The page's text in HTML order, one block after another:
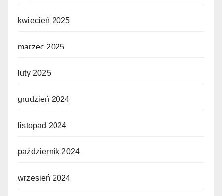
kwiecień 2025
marzec 2025
luty 2025
grudzień 2024
listopad 2024
październik 2024
wrzesień 2024